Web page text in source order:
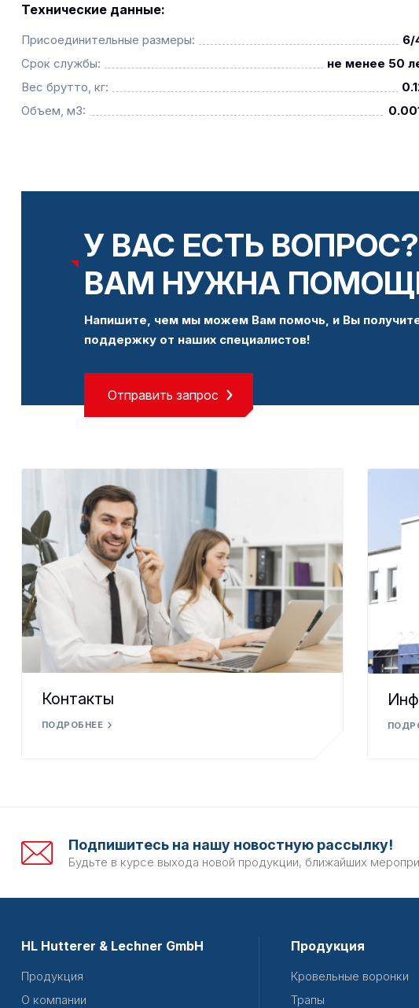
Технические данные:
Присоединительные размеры:
6/
Срок службы:
не менее 50
Вес брутто, кг:
Объем, м3:
У ВАС ЕСТЬ ВОПРОС?
ВАМ НУЖНА
Напишите, чем мы можем Вам помочь, и Вы
поддержку от наших специалистов!
Отправить запрос
Контакты
ПОДРОБНЕЕ
Подпишитесь на нашу новостную рассылку!
Будьте в курсе выхода новой продукции, ближайших
HL Hutterer & Lechner GmbH
Продукция
О компании
Продукция
Кровельные воронки
Трапы